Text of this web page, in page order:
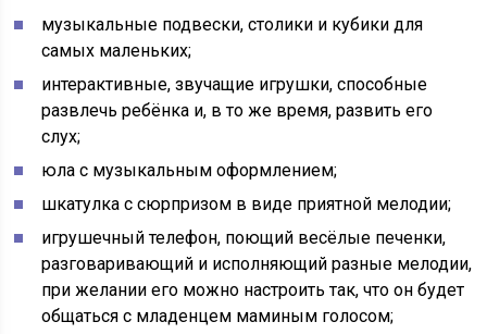
музыкальные подвески, столики и кубики для
самых маленьких;
интерактивные, звучащие игрушки, способные
развлечь ребёнка и, в то же время, развить его
слух;
юла с музыкальным оформлением;
шкатулка с сюрпризом в виде приятной мелодии;
игрушечный телефон, поющий весёлые печенки,
разговаривающий и исполняющий разные мелодии,
при желании его можно настроить так, что он будет
общаться с младенцем маминым голосом;